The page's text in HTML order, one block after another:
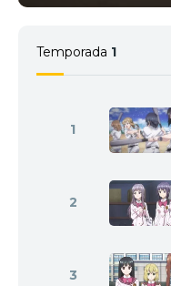
Temporada 1
1
2
3